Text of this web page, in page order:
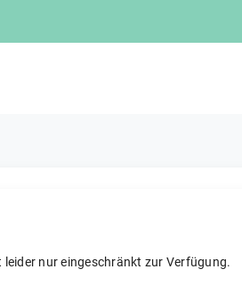
nur eingeschränkt zur Verfügung.